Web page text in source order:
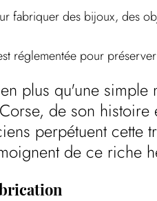
fabriquer des bijoux, des
réglementée pour
plus qu'une simple
de son histoire
perpétuent cette
de ce riche